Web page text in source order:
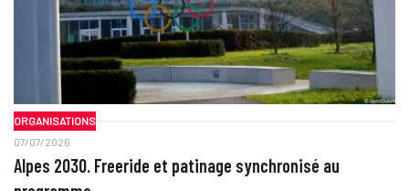
ORGANISATIONS
07/07/2026
Alpes 2030. Freeride et patinage synchronisé au